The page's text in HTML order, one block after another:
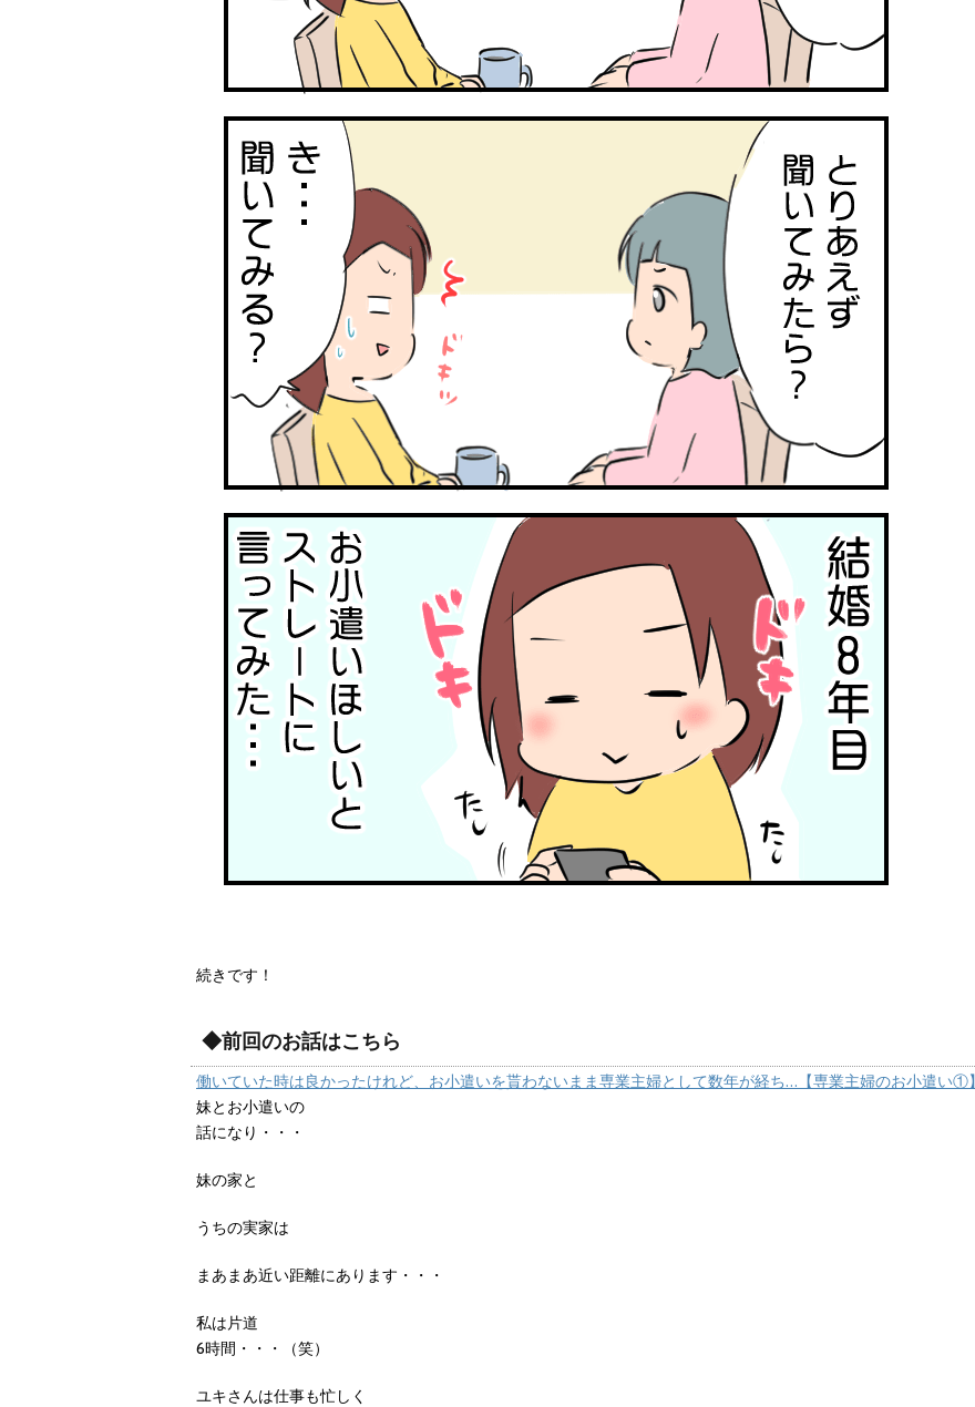
続きです！
◆前回のお話はこちら
働いていた時は良かったけれど、お小遣いを貰わないまま専業主婦として数年が経ち…【専業主婦のお小遣い①】
妹とお小遣いの
話になり・・・
妹の家と
うちの実家は
まあまあ近い距離にあります・・・
私は片道
6時間・・・（笑）
ユキさんは仕事も忙しく